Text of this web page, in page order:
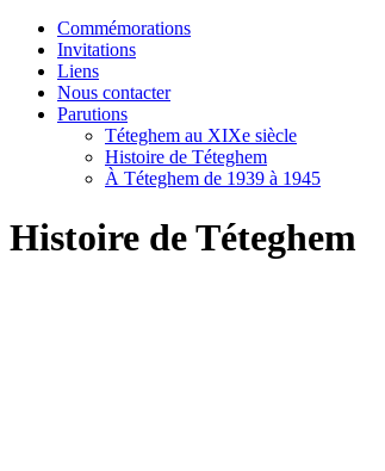
Commémorations
Invitations
Liens
Nous contacter
Parutions
Téteghem au XIXe siècle
Histoire de Téteghem
À Téteghem de 1939 à 1945
Histoire de Téteghem